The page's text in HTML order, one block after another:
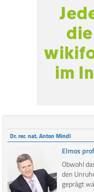
Dr. rer. nat. Anton Mindl
Elmos
Obwohl
den
geprägt